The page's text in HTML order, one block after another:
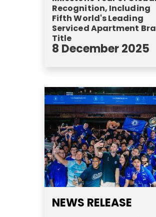
Recognition, Including
Fifth World's Leading
Serviced Apartment
Title
8 December 2025
NEWS RELEASE